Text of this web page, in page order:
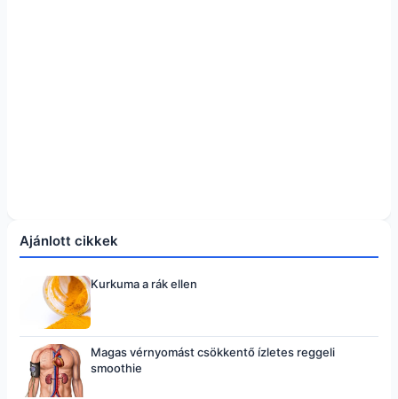
Ajánlott cikkek
Kurkuma a rák ellen
Magas vérnyomást csökkentő ízletes reggeli
smoothie